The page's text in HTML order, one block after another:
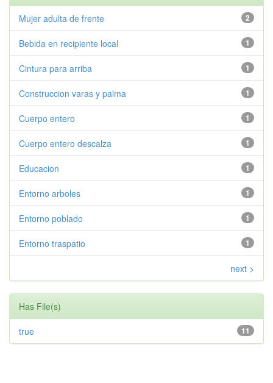
2
Mujer adulta de frente
1
Bebida en recipiente local
1
Cintura para arriba
1
Construccion varas y palma
1
Cuerpo entero
1
Cuerpo entero descalza
1
Educacion
1
Entorno arboles
1
Entorno poblado
1
Entorno traspatio
next >
Has File(s)
11
true